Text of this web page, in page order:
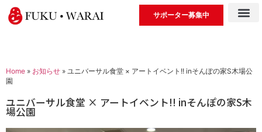
サポーター募集中
Home » お知らせ » ユニバーサル食堂 × アートイベント!! inそんぽの家S木場公
園
ユニバーサル食堂 × アートイベント!! inそんぽの家S木
場公園